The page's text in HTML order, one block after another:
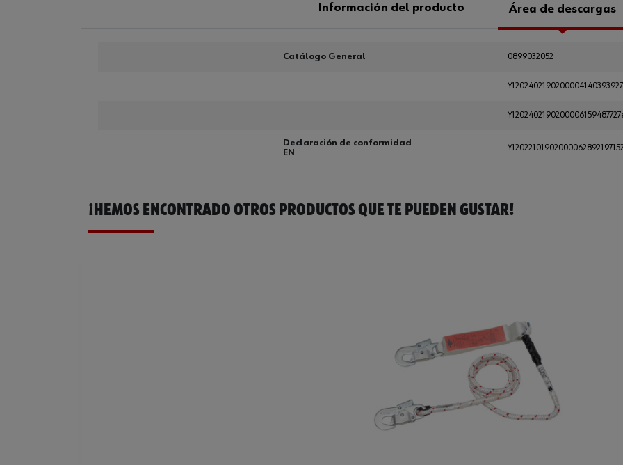
Información del producto Área de descargas
Catálogo General 0899032052
Declaración de conformidad
EN
¡HEMOS ENCONTRADO OTROS PRODUCTOS QUE TE PUEDEN GUSTAR!